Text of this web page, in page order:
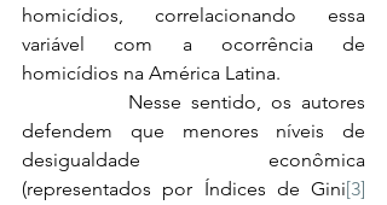
homicídios, correlacionando essa
variável com a ocorrência de
homicídios na América Latina.
defendem que menores níveis de
desigualdade econômica
(representados por Índices de Gini[3]